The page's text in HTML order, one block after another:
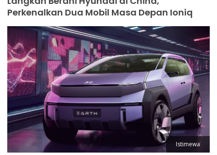
Perkenalkan Dua Mobil Masa Depan Ioniq
Istimewa